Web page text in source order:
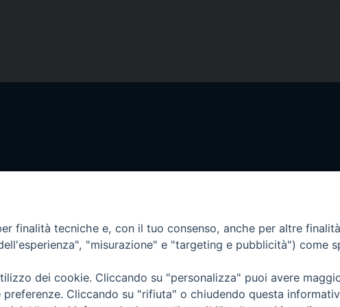
finalità tecniche e, con il tuo consenso, anche per altre
"misurazione" e "targeting e pubblicità") come
dei cookie. Cliccando su "personalizza" puoi avere
Cliccando su "rifiuta" o chiudendo questa